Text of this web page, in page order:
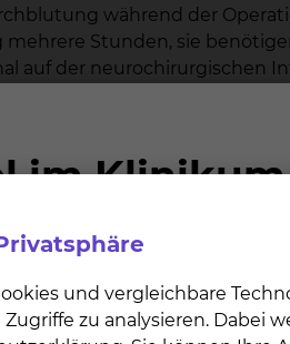
während der
Stunden, sie
auf der neurochirurgischen
gelegentlich auch
und vergleichbare
zu analysieren. Dabei